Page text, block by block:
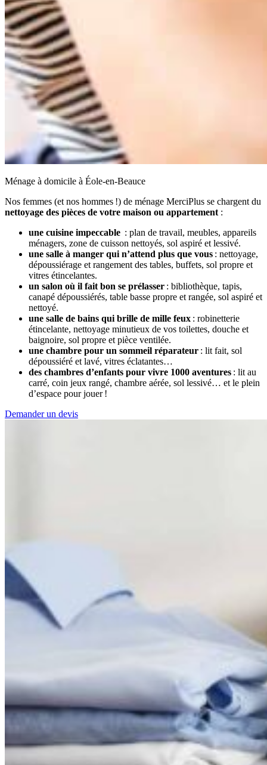
Ménage à domicile à Éole-en-Beauce
Nos femmes (et nos hommes !) de ménage MerciPlus se chargent du
nettoyage des pièces de votre maison ou appartement :
une cuisine impeccable : plan de travail, meubles, appareils
ménagers, zone de cuisson nettoyés, sol aspiré et lessivé.
une salle à manger qui n’attend plus que vous : nettoyage,
dépoussiérage et rangement des tables, buffets, sol propre et
vitres étincelantes.
un salon où il fait bon se prélasser : bibliothèque, tapis,
canapé dépoussiérés, table basse propre et rangée, sol aspiré et
nettoyé.
une salle de bains qui brille de mille feux : robinetterie
étincelante, nettoyage minutieux de vos toilettes, douche et
baignoire, sol propre et pièce ventilée.
une chambre pour un sommeil réparateur : lit fait, sol
dépoussiéré et lavé, vitres éclatantes…
des chambres d’enfants pour vivre 1000 aventures : lit au
carré, coin jeux rangé, chambre aérée, sol lessivé… et le plein
d’espace pour jouer !
Demander un devis